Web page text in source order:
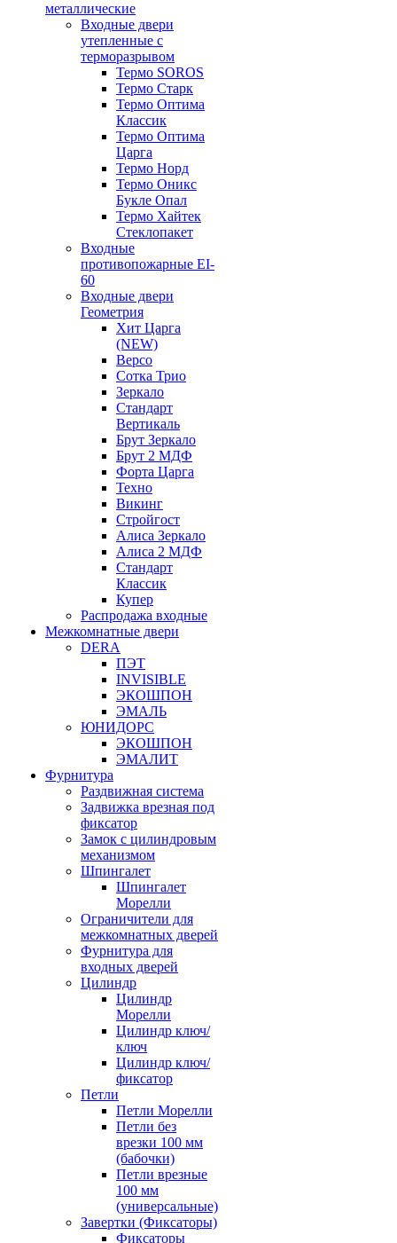
металлические
Входные двери
утепленные с
терморазрывом
Термо SOROS
Термо Старк
Термо Оптима
Классик
Термо Оптима
Царга
Термо Норд
Термо Оникс
Букле Опал
Термо Хайтек
Стеклопакет
Входные
противопожарные EI-
60
Входные двери
Геометрия
Хит Царга
(NEW)
Версо
Сотка Трио
Зеркало
Стандарт
Вертикаль
Брут Зеркало
Брут 2 МДФ
Форта Царга
Техно
Викинг
Стройгост
Алиса Зеркало
Алиса 2 МДФ
Стандарт
Классик
Купер
Распродажа входные
Межкомнатные двери
DERA
ПЭТ
INVISIBLE
ЭКОШПОН
ЭМАЛЬ
ЮНИДОРС
ЭКОШПОН
ЭМАЛИТ
Фурнитура
Раздвижная система
Задвижка врезная под
фиксатор
Замок с цилиндровым
механизмом
Шпингалет
Шпингалет
Морелли
Ограничители для
межкомнатных дверей
Фурнитура для
входных дверей
Цилиндр
Цилиндр
Морелли
Цилиндр ключ/
ключ
Цилиндр ключ/
фиксатор
Петли
Петли Морелли
Петли без
врезки 100 мм
(бабочки)
Петли врезные
100 мм
(универсальные)
Завертки (Фиксаторы)
Фиксаторы